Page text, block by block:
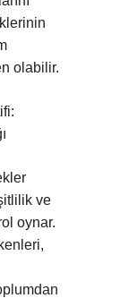
olabilir.
ve
oynar.